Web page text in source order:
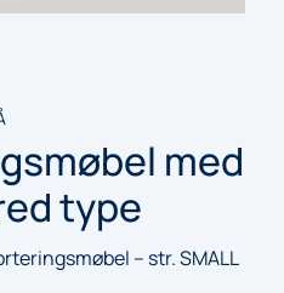
med
type
– str. SMALL